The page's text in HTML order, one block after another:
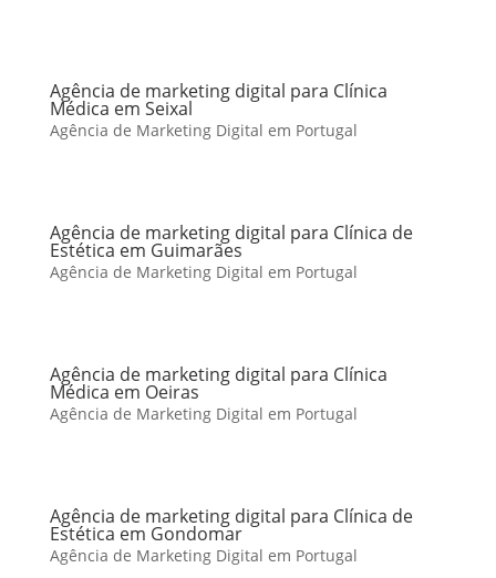
Agência de marketing digital para Clínica
Médica em Seixal
Agência de Marketing Digital em Portugal
Agência de marketing digital para Clínica de
Estética em Guimarães
Agência de Marketing Digital em Portugal
Agência de marketing digital para Clínica
Médica em Oeiras
Agência de Marketing Digital em Portugal
Agência de marketing digital para Clínica de
Estética em Gondomar
Agência de Marketing Digital em Portugal